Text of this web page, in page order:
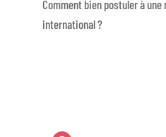
Comment bien postuler à
international ?